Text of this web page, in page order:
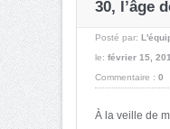
30, l’âge
Posté par:
le: février 15,
Commentaire : 0
À la veille de